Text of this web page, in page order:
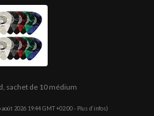
sachet de 10 médium
août 2026 19:44 GMT +02:00 - Plus d’infos)